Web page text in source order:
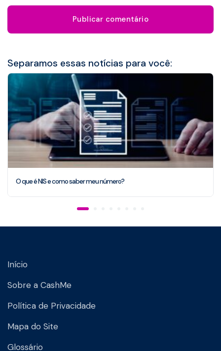
Separamos essas notícias para você:
O que é NIS e como saber meu número?
Início
Sobre a CashMe
Política de Privacidade
Mapa do Site
Glossário